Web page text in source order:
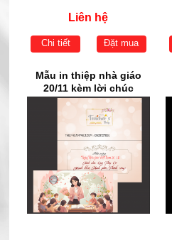
Liên hệ
Chi tiết Đặt mua
Mẫu in thiệp nhà giáo
20/11 kèm lời chúc